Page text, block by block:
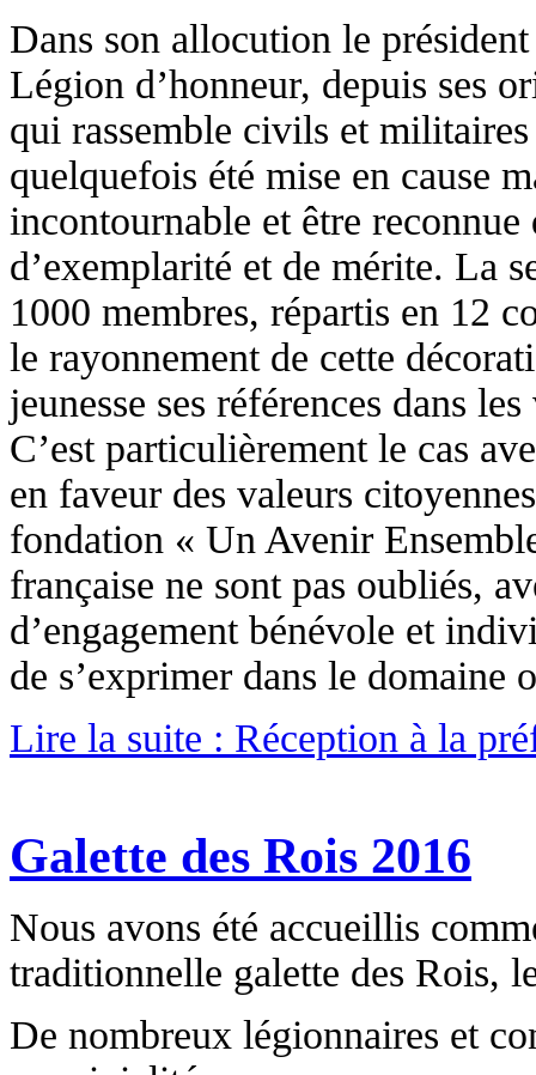
Dans son allocution le
Légion d’honneur, depuis ses
qui rassemble civils et
quelquefois été mise en cause
incontournable et être
d’exemplarité et de mérite. La
1000 membres, répartis en 12
le rayonnement de cette
jeunesse ses références dans
C’est particulièrement le cas
en faveur des valeurs
fondation « Un Avenir
française ne sont pas oubliés,
d’engagement bénévole et
de s’exprimer dans le domaine
Lire la suite : Réception à la
Galette des Rois 2016
Nous avons été accueillis
traditionnelle galette des Rois,
De nombreux légionnaires et